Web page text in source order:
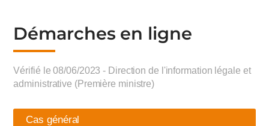
Démarches en ligne
Vérifié le 08/06/2023 - Direction de l'information légale et
administrative (Première ministre)
Cas général